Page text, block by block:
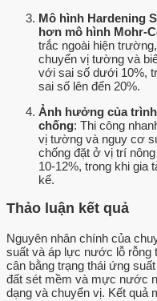
Mô hình Hardening
hơn mô hình Mohr-
trắc ngoài hiện
chuyển vị tường và
với sai số dưới 10%,
sai số lên đến 20%.
Ảnh hưởng của
chống: Thi công
vị tường và nguy cơ
chống đặt ở vị trí
10-12%, trong khi gia
kể.
Thảo luận kết quả
Nguyên nhân chính của
suất và áp lực nước lỗ rỗng
cân bằng trạng thái ứng
đất sét mềm và mực nước
dạng và chuyển vị. Kết quả